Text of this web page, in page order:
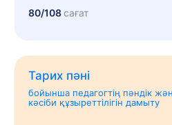
80/108сағат
Тарих пәні
бойынша педагогтің пәндік
кәсіби құзыреттілігін дамыту